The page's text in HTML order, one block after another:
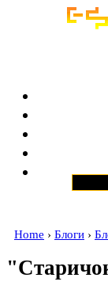
Home › Блоги ›